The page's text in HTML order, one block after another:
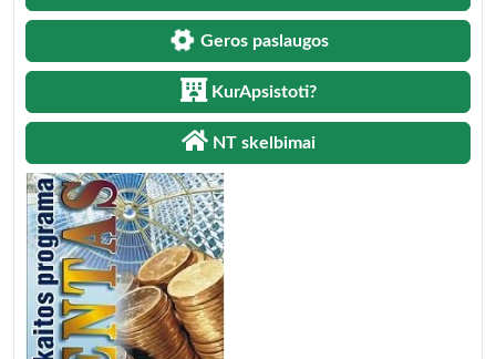
Geros paslaugos
KurApsistoti?
NT skelbimai